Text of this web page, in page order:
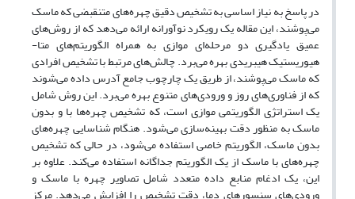
در پاسخ به نیاز اساسی به تشخیص دقیق چهره‌های متنقبضی که ماسک
می‌پوشند، این مقاله یک رویکرد نوآورانه ارائه می‌دهد که از روش‌های
عمیق یادگیری دو مرحله‌ای موازی به همراه الگوریتم‌های متا-
هیوریستیک هیبریدی بهره می‌برد. چالش‌های مرتبط با تشخیص افرادی
که ماسک می‌پوشند، از طریق یک چارچوب جامع آدرس داده می‌شوند
که از فناوری‌های روز و ورودی‌های متنوع بهره می‌برد. این روش شامل
یک استراتژی الگوریتمی موازی است، که تشخیص چهره‌ها با و بدون
ماسک به منظور دقت بهینه‌سازی می‌شود. هنگام شناسایی چهره‌های
بدون ماسک، الگوریتم خاصی استفاده می‌شود، در حالی که تشخیص
چهره‌های با ماسک از یک الگوریتم جداگانه استفاده می‌کند. علاوه بر
این، یک ادغام منابع داده متعدد شامل تصاویر چهره با ماسک و